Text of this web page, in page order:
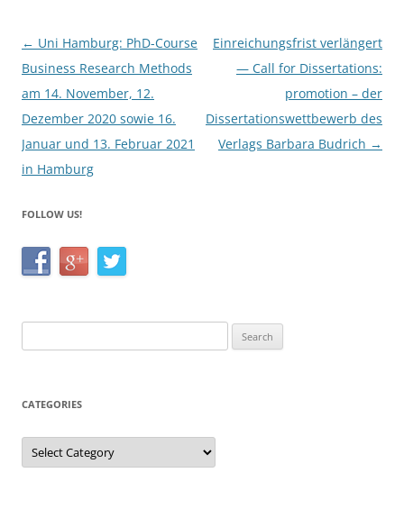
o
k
Post
navigation
← Uni Hamburg: PhD-Course
Business Research Methods
am 14. November, 12.
Dezember 2020 sowie 16.
Januar und 13. Februar 2021
in Hamburg
Einreichungsfrist verlängert
— Call for Dissertations:
promotion – der
Dissertationswettbewerb des
Verlags Barbara Budrich →
FOLLOW US!
for:
CATEGORIES
Categories